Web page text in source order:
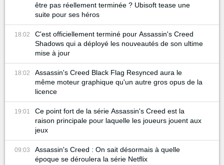
être pas réellement terminée ? Ubisoft tease une
suite pour ses héros
18:02
C'est officiellement terminé pour Assassin's Creed
Shadows qui a déployé les nouveautés de son ultime
mise à jour
18:02
Assassin's Creed Black Flag Resynced aura le
même moteur graphique qu'un autre gros opus de la
licence
19:01
Ce point fort de la série Assassin's Creed est la
raison principale pour laquelle les joueurs jouent aux
jeux
09:03
Assassin's Creed : On sait désormais à quelle
époque se déroulera la série Netflix